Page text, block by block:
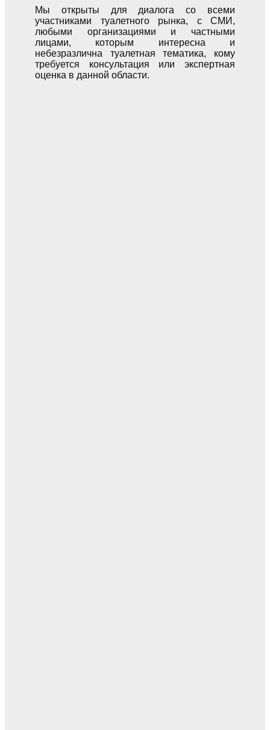
Мы открыты для диалога со всеми
участниками туалетного рынка, с СМИ,
любыми организациями и частными
лицами, которым интересна и
небезразлична туалетная тематика, кому
требуется консультация или экспертная
оценка в данной области.